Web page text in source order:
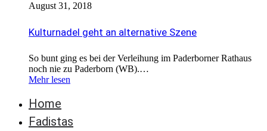
August 31, 2018
Kulturnadel geht an alternative Szene
So bunt ging es bei der Verleihung im Paderborner Rathaus
noch nie zu Paderborn (WB).…
Mehr lesen
Home
Fadistas